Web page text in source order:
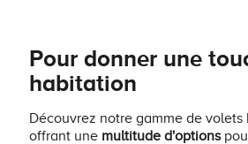
Pour donner une
habitation
Découvrez notre gamme de
offrant une multitude d'options